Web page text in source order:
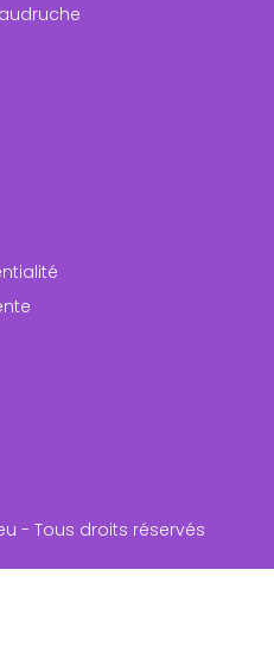
- Tous droits réservés